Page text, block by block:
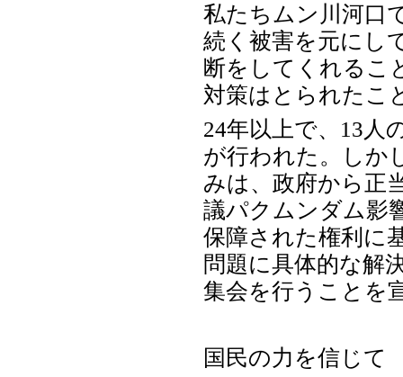
私たちムン川河口
続く被害を元にし
断をしてくれるこ
対策はとられたこ
24年以上で、13人
が行われた。しか
みは、政府から正
議パクムンダム影
保障された権利に
問題に具体的な解
集会を行うことを
国民の力を信じて